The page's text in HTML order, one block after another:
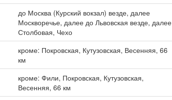
до Москва (Курский вокзал) везде, далее
Москворечье, далее до Львовская везде, далее
Столбовая, Чехо
кроме: Покровская, Кутузовская, Весенняя, 66
км
кроме: Фили, Покровская, Кутузовская,
Весенняя, 66 км